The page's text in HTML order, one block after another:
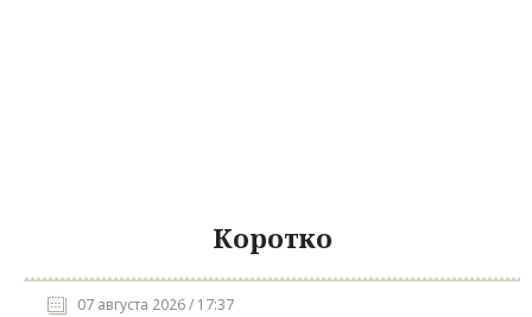
Коротко
07 августа 2026 / 17:37